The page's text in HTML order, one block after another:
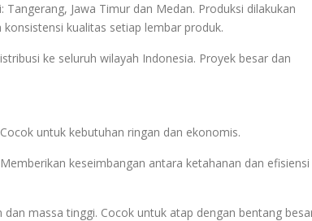
Jawa Timur dan Medan. Produksi dilakukan
kualitas setiap lembar produk.
ke seluruh wilayah Indonesia. Proyek besar dan
untuk kebutuhan ringan dan ekonomis.
keseimbangan antara ketahanan dan efisiensi
massa tinggi. Cocok untuk atap dengan bentang